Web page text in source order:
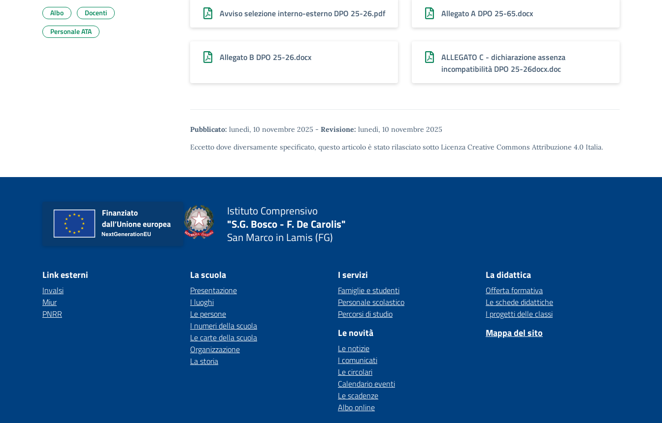
Avviso selezione interno-esterno DPO 25-26.pdf Allegato A DPO 25-65.docx
Allegato B DPO 25-26.docx
ALLEGATO C - dichiarazione assenza
incompatibilità DPO 25-26docx.doc
Pubblicato: lunedì, 10 novembre 2025 - Revisione: lunedì, 10 novembre 2025
Eccetto dove diversamente specificato, questo articolo è stato rilasciato sotto Licenza Creative Commons Attribuzione 4.0 Italia.
Albo
Docenti
Personale ATA
Istituto Comprensivo
"S.G. Bosco - F. De Carolis"
San Marco in Lamis (FG)
Link esterni
Invalsi
Miur
PNRR
La scuola
Presentazione
I luoghi
Le persone
I numeri della scuola
Le carte della scuola
Organizzazione
La storia
I servizi
Famiglie e studenti
Personale scolastico
Percorsi di studio
Le novità
Le notizie
I comunicati
Le circolari
Calendario eventi
Le scadenze
Albo online
La didattica
Offerta formativa
Le schede didattiche
I progetti delle classi
Mappa del sito